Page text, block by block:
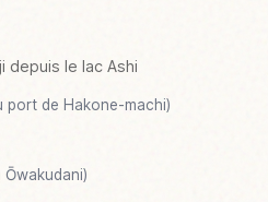
depuis le lac Ashi
de Hakone-machi)